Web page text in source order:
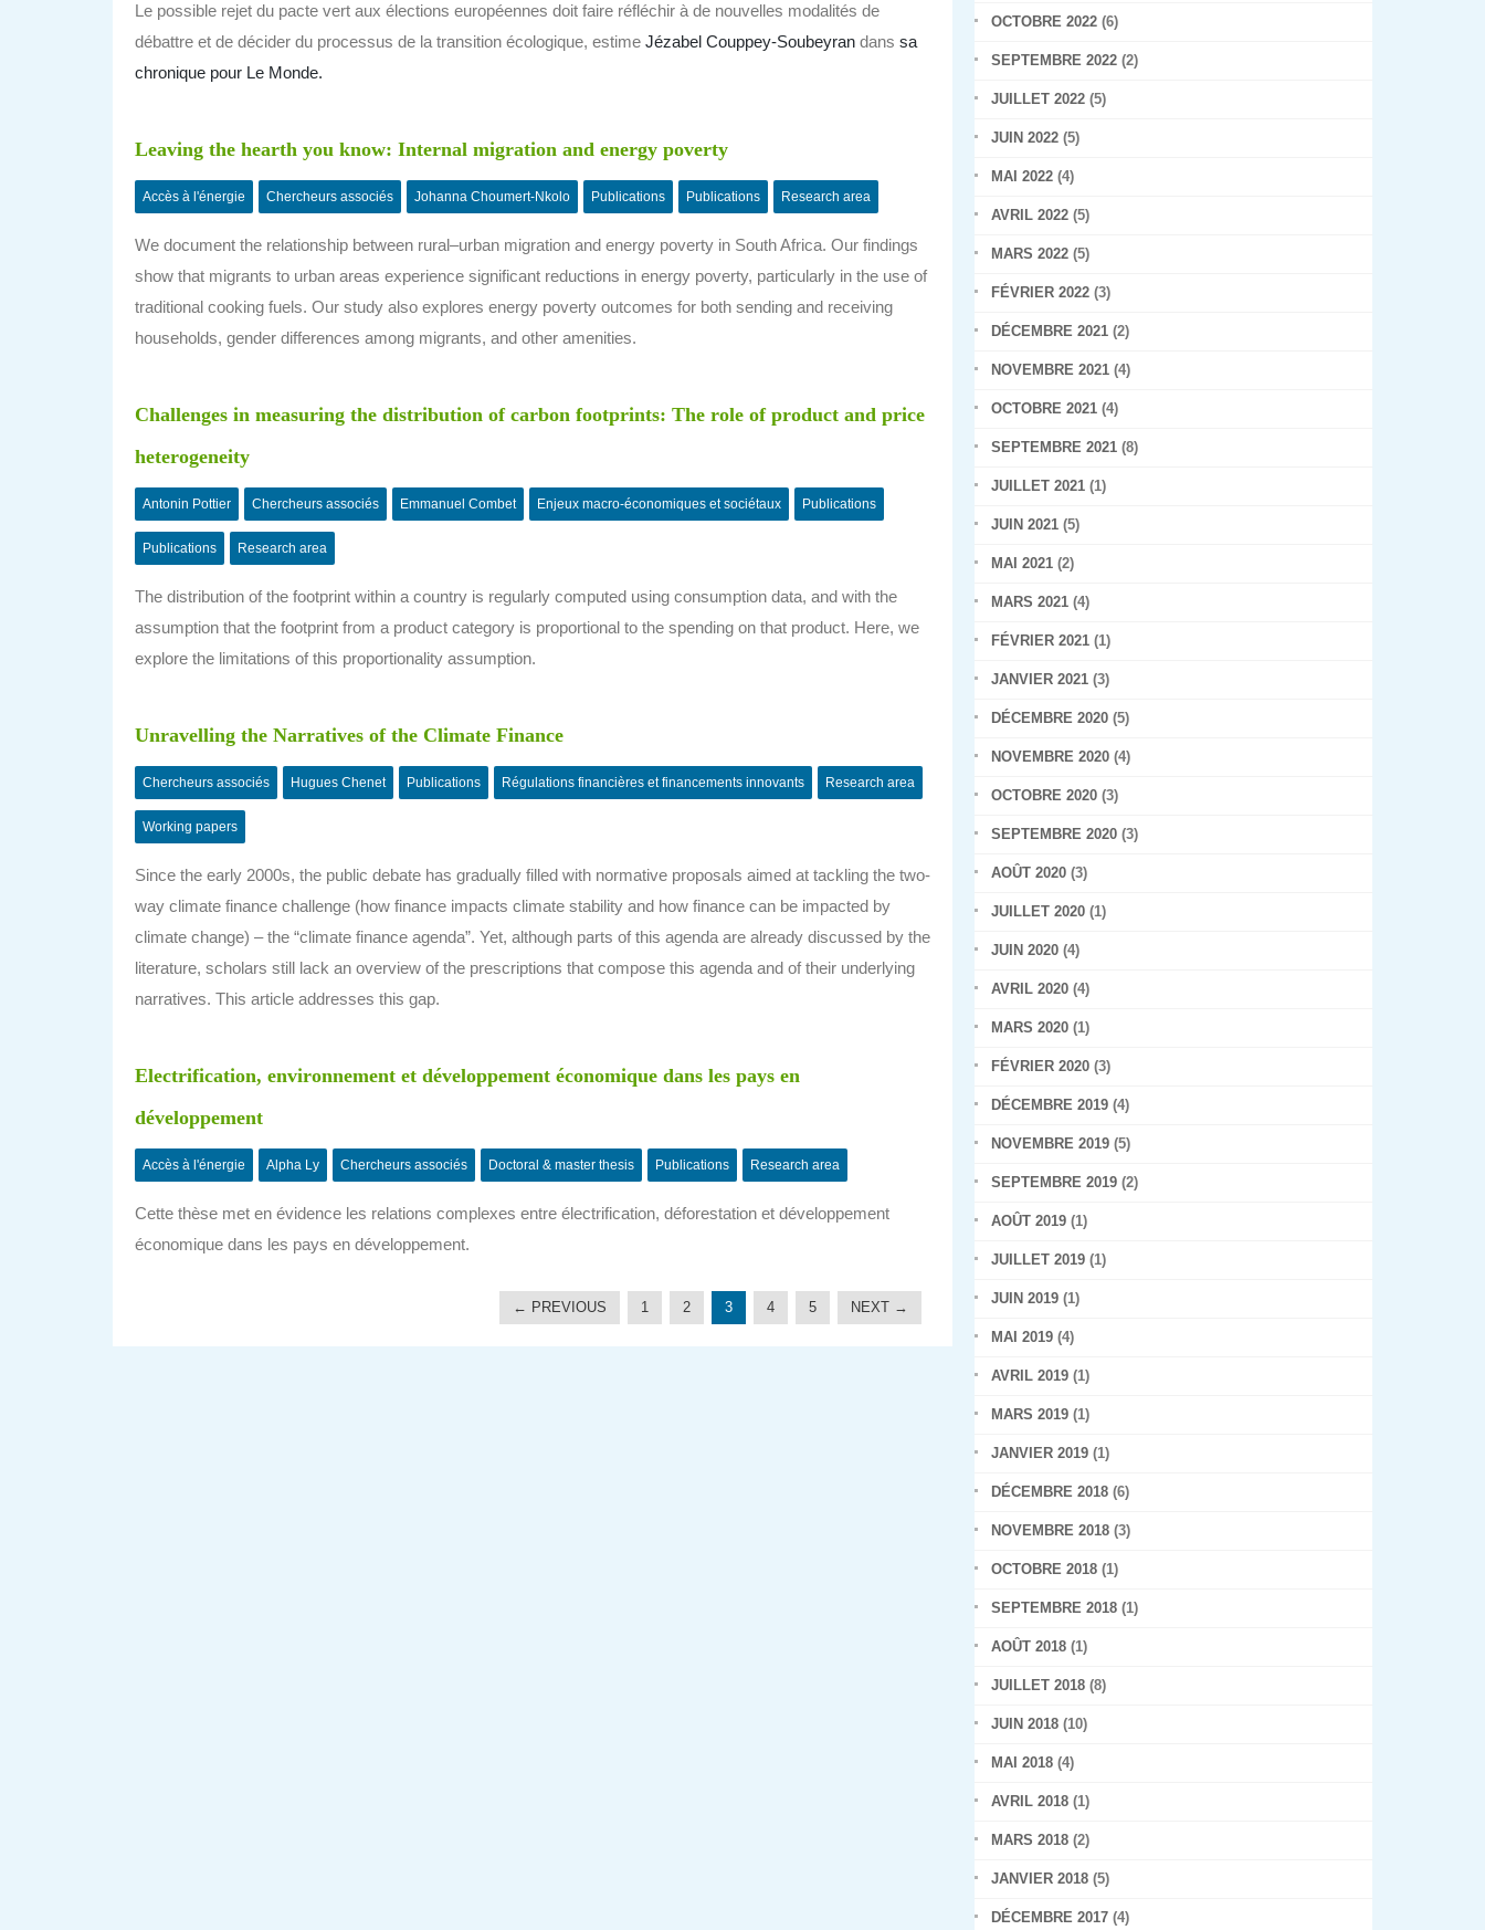
Le possible rejet du pacte vert aux élections européennes doit faire réfléchir à de nouvelles modalités de
débattre et de décider du processus de la transition écologique, estime Jézabel Couppey-Soubeyran dans sa
chronique pour Le Monde.
Leaving the hearth you know: Internal migration and energy poverty
Accès à l'énergie Chercheurs associés Johanna Choumert-Nkolo Publications Publications Research area
We document the relationship between rural–urban migration and energy poverty in South Africa. Our findings
show that migrants to urban areas experience significant reductions in energy poverty, particularly in the use of
traditional cooking fuels. Our study also explores energy poverty outcomes for both sending and receiving
households, gender differences among migrants, and other amenities.
Challenges in measuring the distribution of carbon footprints: The role of product and price
heterogeneity
Antonin Pottier Chercheurs associés Emmanuel Combet Enjeux macro-économiques et sociétaux Publications
Publications Research area
The distribution of the footprint within a country is regularly computed using consumption data, and with the
assumption that the footprint from a product category is proportional to the spending on that product. Here, we
explore the limitations of this proportionality assumption.
Unravelling the Narratives of the Climate Finance
Chercheurs associés Hugues Chenet Publications Régulations financières et financements innovants Research area
Working papers
Since the early 2000s, the public debate has gradually filled with normative proposals aimed at tackling the two-
way climate finance challenge (how finance impacts climate stability and how finance can be impacted by
climate change) – the “climate finance agenda”. Yet, although parts of this agenda are already discussed by the
literature, scholars still lack an overview of the prescriptions that compose this agenda and of their underlying
narratives. This article addresses this gap.
Electrification, environnement et développement économique dans les pays en
développement
Accès à l'énergie Alpha Ly Chercheurs associés Doctoral & master thesis Publications Research area
Cette thèse met en évidence les relations complexes entre électrification, déforestation et développement
économique dans les pays en développement.
← PREVIOUS 1 2 3 4 5 NEXT →
OCTOBRE 2022 (6)
SEPTEMBRE 2022 (2)
JUILLET 2022 (5)
JUIN 2022 (5)
MAI 2022 (4)
AVRIL 2022 (5)
MARS 2022 (5)
FÉVRIER 2022 (3)
DÉCEMBRE 2021 (2)
NOVEMBRE 2021 (4)
OCTOBRE 2021 (4)
SEPTEMBRE 2021 (8)
JUILLET 2021 (1)
JUIN 2021 (5)
MAI 2021 (2)
MARS 2021 (4)
FÉVRIER 2021 (1)
JANVIER 2021 (3)
DÉCEMBRE 2020 (5)
NOVEMBRE 2020 (4)
OCTOBRE 2020 (3)
SEPTEMBRE 2020 (3)
AOÛT 2020 (3)
JUILLET 2020 (1)
JUIN 2020 (4)
AVRIL 2020 (4)
MARS 2020 (1)
FÉVRIER 2020 (3)
DÉCEMBRE 2019 (4)
NOVEMBRE 2019 (5)
SEPTEMBRE 2019 (2)
AOÛT 2019 (1)
JUILLET 2019 (1)
JUIN 2019 (1)
MAI 2019 (4)
AVRIL 2019 (1)
MARS 2019 (1)
JANVIER 2019 (1)
DÉCEMBRE 2018 (6)
NOVEMBRE 2018 (3)
OCTOBRE 2018 (1)
SEPTEMBRE 2018 (1)
AOÛT 2018 (1)
JUILLET 2018 (8)
JUIN 2018 (10)
MAI 2018 (4)
AVRIL 2018 (1)
MARS 2018 (2)
JANVIER 2018 (5)
DÉCEMBRE 2017 (4)